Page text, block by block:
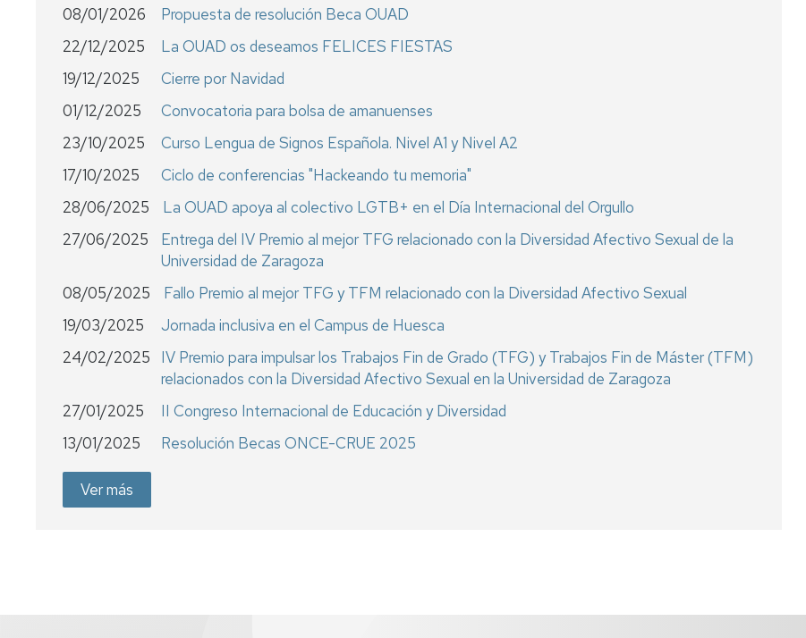
08/01/2026
Propuesta de resolución Beca OUAD
22/12/2025
La OUAD os deseamos FELICES FIESTAS
19/12/2025
Cierre por Navidad
01/12/2025
Convocatoria para bolsa de amanuenses
23/10/2025
Curso Lengua de Signos Española. Nivel A1 y Nivel A2
17/10/2025
Ciclo de conferencias "Hackeando tu memoria"
28/06/2025
La OUAD apoya al colectivo LGTB+ en el Día Internacional del Orgullo
27/06/2025
Entrega del IV Premio al mejor TFG relacionado con la Diversidad Afectivo Sexual de la
Universidad de Zaragoza
08/05/2025
Fallo Premio al mejor TFG y TFM relacionado con la Diversidad Afectivo Sexual
19/03/2025
Jornada inclusiva en el Campus de Huesca
24/02/2025
IV Premio para impulsar los Trabajos Fin de Grado (TFG) y Trabajos Fin de Máster (TFM)
relacionados con la Diversidad Afectivo Sexual en la Universidad de Zaragoza
27/01/2025
II Congreso Internacional de Educación y Diversidad
13/01/2025
Resolución Becas ONCE-CRUE 2025
Ver más